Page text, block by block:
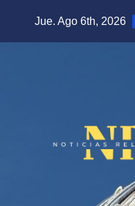
Jue. Ago 6th, 2026